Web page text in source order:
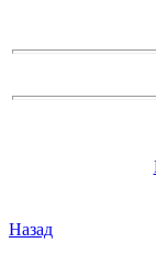
Назад